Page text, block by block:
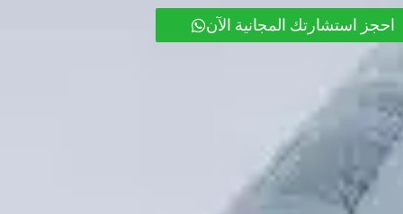
احجز استشارتك المجانية الآن